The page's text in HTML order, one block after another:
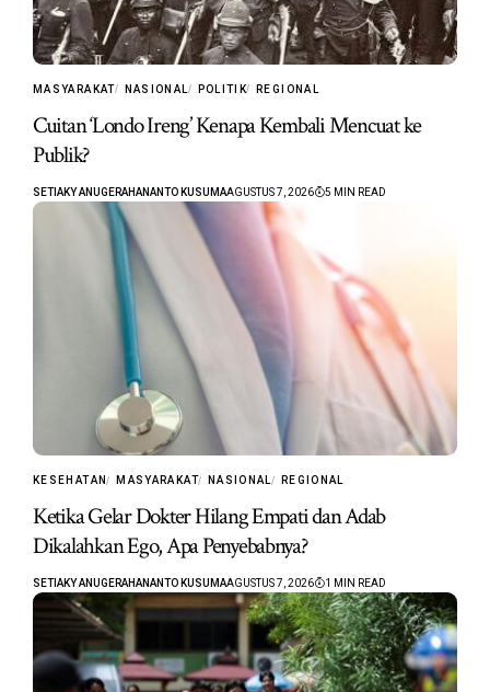
MASYARAKAT NASIONAL POLITIK REGIONAL
Cuitan ‘Londo Ireng’ Kenapa Kembali Mencuat ke
Publik?
SETIAKY ANUGERAHANANTO KUSUMAAGUSTUS 7, 2026 5 MIN READ
KESEHATAN MASYARAKAT NASIONAL REGIONAL
Ketika Gelar Dokter Hilang Empati dan Adab
Dikalahkan Ego, Apa Penyebabnya?
SETIAKY ANUGERAHANANTO KUSUMAAGUSTUS 7, 2026 1 MIN READ